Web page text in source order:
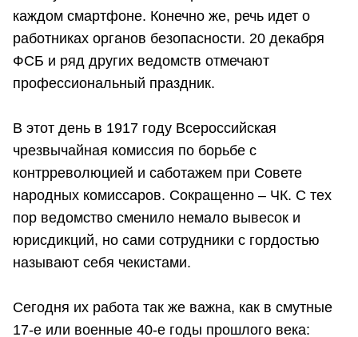
каждом смартфоне. Конечно же, речь идет о
работниках органов безопасности. 20 декабря
ФСБ и ряд других ведомств отмечают
профессиональный праздник.
В этот день в 1917 году Всероссийская
чрезвычайная комиссия по борьбе с
контрреволюцией и саботажем при Совете
народных комиссаров. Сокращенно – ЧК. С тех
пор ведомство сменило немало вывесок и
юрисдикций, но сами сотрудники с гордостью
называют себя чекистами.
Сегодня их работа так же важна, как в смутные
17-е или военные 40-е годы прошлого века: